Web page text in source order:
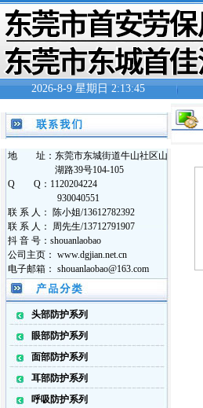
2026-8-9 星期日 2:13:45
地 址：东莞市东城街道牛山社区山
湖路39号104-105
Q Q：1120204224
930040551
联 系 人： 陈小姐/13612782392
联 系 人： 周先生/13712791907
抖 音 号：shouanlaobao
公司主页： www.dgjian.net.cn
电子邮箱： shouanlaobao@163.com
头部防护系列
眼部防护系列
面部防护系列
耳部防护系列
呼吸防护系列